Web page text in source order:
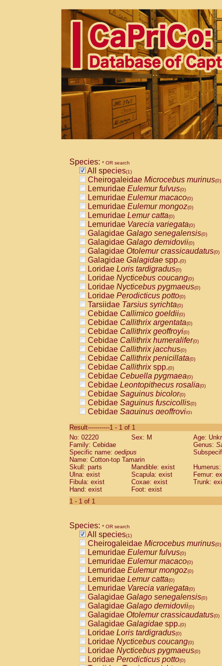
Species: * OR search
All species(1)
Cheirogaleidae Microcebus murinus(0)
Lemuridae Eulemur fulvus(0)
Lemuridae Eulemur macaco(0)
Lemuridae Eulemur mongoz(0)
Lemuridae Lemur catta(0)
Lemuridae Varecia variegata(0)
Galagidae Galago senegalensis(0)
Galagidae Galago demidovii(0)
Galagidae Otolemur crassicaudatus(0)
Galagidae Galagidae spp.(0)
Loridae Loris tardigradus(0)
Loridae Nycticebus coucang(0)
Loridae Nycticebus pygmaeus(0)
Loridae Perodicticus potto(0)
Tarsiidae Tarsius syrichta(0)
Cebidae Callimico goeldii(0)
Cebidae Callithrix argentata(0)
Cebidae Callithrix geoffroyi(0)
Cebidae Callithrix humeralifer(0)
Cebidae Callithrix jacchus(0)
Cebidae Callithrix penicillata(0)
Cebidae Callithrixspp.(0)
Cebidae Cebuella pygmaea(0)
Cebidae Leontopithecus rosalia(0)
Cebidae Saguinus bicolor(0)
Cebidae Saguinus fuscicollis(0)
Cebidae Saguinus geoffroyi(0)
CebidaeSaguinus labiatus(0)
Cebidae Saguinus leucopus (0)
Cebidae
CebidaeSaguinus mystax
Cebidae Saguinus nigricollis (0)
Cebidae Saguinus oedipus
Cebidae Saguinus weddelli
Cebidae Saguinusspp.
Cebidae
CebidaeCebus capucinus
CebidaeCebus nigrivittatus
CebidaeCebus spp.(0)
CebidaeSaimiri boliviensis(0)
CebidaeSaimiri sciureus(0)
AtelidaeAlouatta caraya(0)
AtelidaeAlouatta fusca(0)
AtelidaeAlouatta seniculus(0)
AtelidaeAlouattaspp.(0)
AtelidaeAteles belzebuth(0)
AtelidaeAteles geoffroyi(0)
AtelidaeAteles paniscus(0)
AtelidaeAtelesspp.(0)
AtelidaeLagothrix lagothricha(0)
AtelidaeLagothrix lagothricha cana
PitheciidaeCacajao calvus
Result-----------1 - 1 of 1
No: 02220
Sex: M
Age:
Family: Cebidae
Genus:
Specific name: oedipus
Name: Cotton-top Tamarin
Skull: parts
Mandible: exist
Ulna: exist
Scapula: exist
Femur:
Fibula: exist
Coxae: exist
Trunk:
Hand: exist
Foot: exist
1 - 1 of 1
Species: * OR search
All species(1)
Cheirogaleidae Microcebus murinus(0)
Lemuridae Eulemur fulvus(0)
Lemuridae Eulemur macaco(0)
Lemuridae Eulemur mongoz(0)
Lemuridae Lemur catta(0)
Lemuridae Varecia variegata(0)
Galagidae Galago senegalensis(0)
Galagidae Galago demidovii(0)
Galagidae Otolemur crassicaudatus(0)
Galagidae Galagidae spp.(0)
Loridae Loris tardigradus(0)
Loridae Nycticebus coucang(0)
Loridae Nycticebus pygmaeus(0)
Loridae Perodicticus potto(0)